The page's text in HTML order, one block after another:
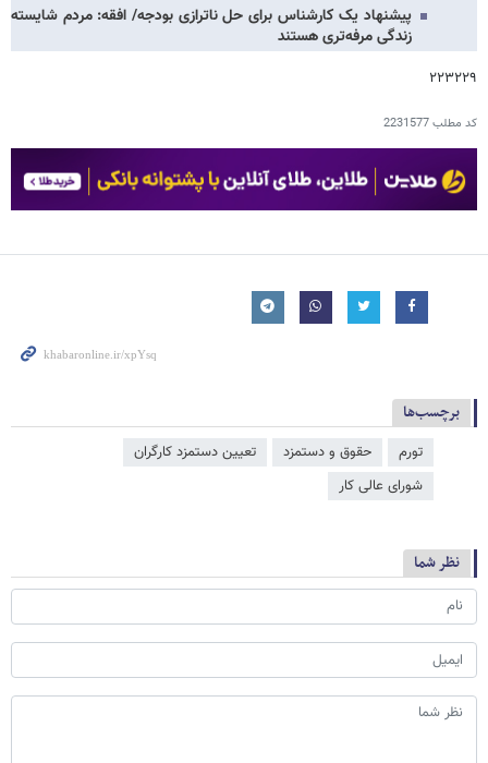
پیشنهاد یک کارشناس برای حل ناترازی بودجه/ افقه: مردم شایسته
زندگی مرفه‌تری هستند
۲۲۳۲۲۹
کد مطلب2231577
برچسب‌ها
تورم حقوق و دستمزد
تعیین دستمزد کارگران
شورای عالی کار
نظر شما